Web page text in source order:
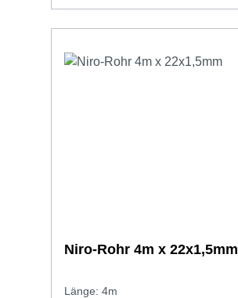
Niro-Rohr 4m x 22x1,5mm
Länge: 4m